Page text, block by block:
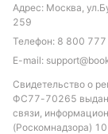
выглядит
всего,
Саинтс
рассмотреть
Каннонc не
учитывая их
аспекте в
Адрес: Москва,
259
Телефон: 8 800
E-mail:
Свидетельство о
ФС77-70265
связи,
(Роскомнадзора)